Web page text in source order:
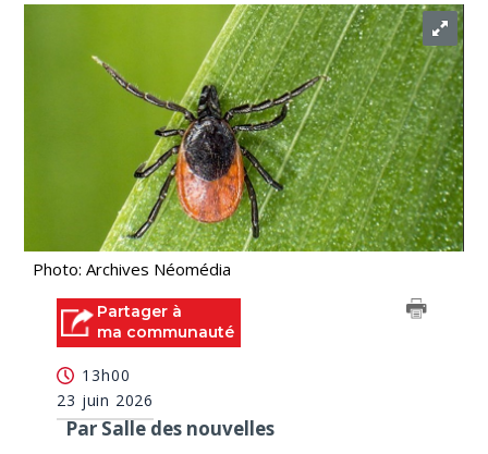
Photo: Archives Néomédia
Partager à
ma communauté
13h00
23 juin 2026
Par Salle des nouvelles